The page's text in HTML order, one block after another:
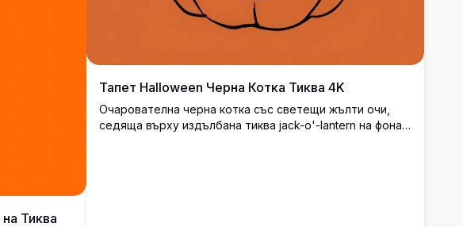
Тиква
Тапет Halloween Черна Котка Тиква 4K
Очарователна черна котка със светещи жълти очи,
седяща върху издълбана тиква jack-o'-lantern на фона